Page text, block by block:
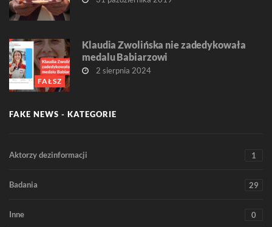
FAŁSZ
Klaudia Zwolińska nie zadedykowała
medalu Babiarzowi
2 sierpnia 2024
FAKE NEWS - KATEGORIE
Aktorzy dezinformacji 1
Badania 29
Inne 0